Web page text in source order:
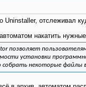
отслеживал
накатить нужные
позволяет
установки
некоторые файлы